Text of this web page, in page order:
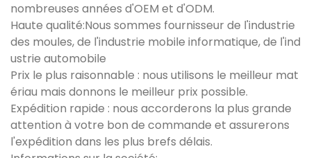
nombreuses années d'OEM et d'ODM.
Haute qualité:Nous sommes fournisseur de l'industrie
des moules, de l'industrie mobile informatique, de l'ind
ustrie automobile
Prix ​​le plus raisonnable : nous utilisons le meilleur mat
ériau mais donnons le meilleur prix possible.
Expédition rapide : nous accorderons la plus grande
attention à votre bon de commande et assurerons
l'expédition dans les plus brefs délais.